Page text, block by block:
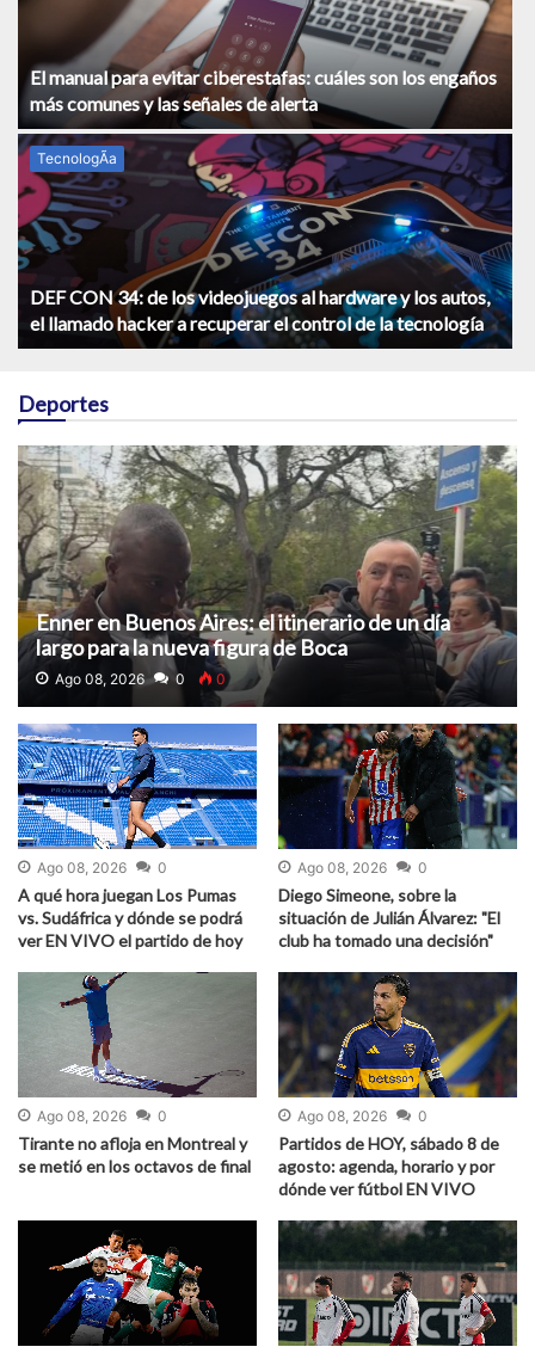
El manual para evitar ciberestafas: cuáles son los engaños
más comunes y las señales de alerta
TecnologÃ­a
DEF CON 34: de los videojuegos al hardware y los autos,
el llamado hacker a recuperar el control de la tecnología
Deportes
Enner en Buenos Aires: el itinerario de un día
largo para la nueva figura de Boca
Ago 08, 2026 0 0
Ago 08, 2026 0
A qué hora juegan Los Pumas
vs. Sudáfrica y dónde se podrá
ver EN VIVO el partido de hoy
Ago 08, 2026 0
Diego Simeone, sobre la
situación de Julián Álvarez: "El
club ha tomado una decisión"
Ago 08, 2026 0
Tirante no afloja en Montreal y
se metió en los octavos de final
Ago 08, 2026 0
Partidos de HOY, sábado 8 de
agosto: agenda, horario y por
dónde ver fútbol EN VIVO